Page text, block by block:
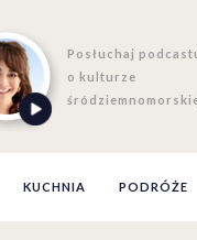
Posłuchaj
o kulturze
KUCHNIA PODRÓŻE